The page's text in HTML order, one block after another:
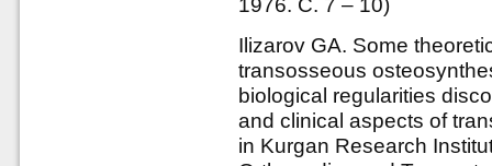
1976. С. 7 – 10)
Ilizarov GA. Some
transosseous
biological regularities
and clinical aspects of
in Kurgan Research